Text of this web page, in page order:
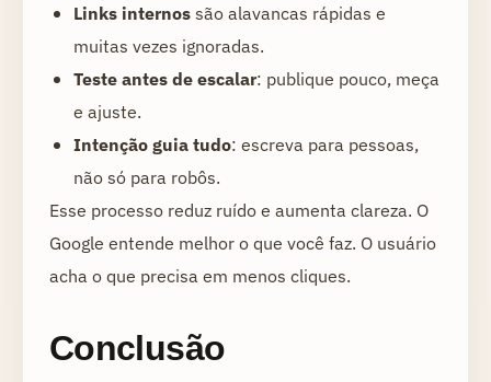
Links internossão alavancas rápidas e
muitas vezes ignoradas.
Teste antes de escalar: publique pouco, meça
e ajuste.
Intenção guia tudo: escreva para pessoas,
não só para robôs.
Esse processo reduz ruído e aumenta clareza. O
Google entende melhor o que você faz. O usuário
acha o que precisa em menos cliques.
Conclusão